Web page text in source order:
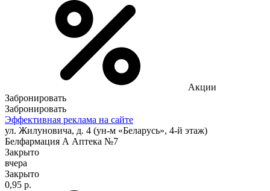
Акции
Забронировать
Забронировать
Эффективная реклама на сайте
ул. Жилуновича, д. 4 (ун-м «Беларусь», 4-й этаж)
Белфармация А Аптека №7
Закрыто
вчера
Закрыто
0,95 р.